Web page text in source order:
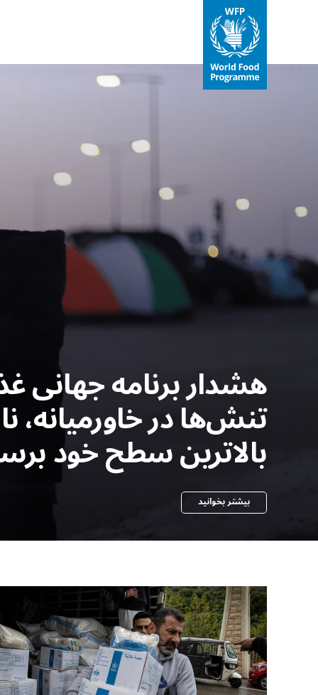
هشدار برنامه جهانی
تنش‌ها در
بالاترین سطح خود
بیشتر بخوانید